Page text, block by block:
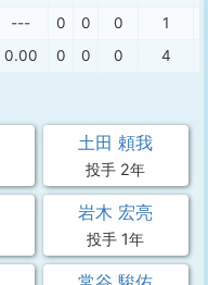
--- 0 0 0 1
0.00 0 0 0 4
土田 頼我
投手 2年
岩木 宏亮
投手 1年